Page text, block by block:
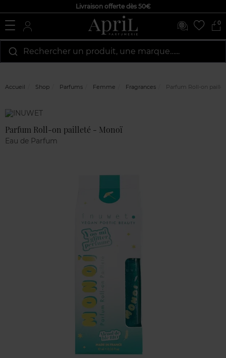
Livraison offerte dès 50€
0
Rechercher un produit, une marque…...
Accueil Shop Parfums Femme Fragrances Parfum Roll-on
Marque
clients
Parfum Roll-on pailleté - Monoï
Eau de Parfum